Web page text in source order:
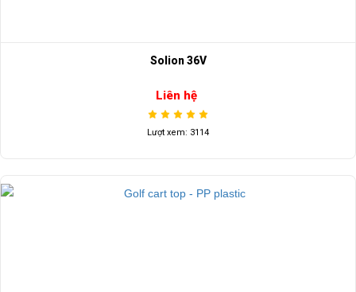
Solion 36V
Liên hệ
Lượt xem: 3114